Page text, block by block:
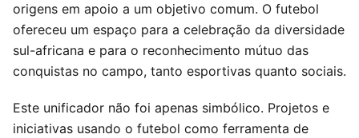
origens em apoio a um objetivo comum. O futebol
ofereceu um espaço para a celebração da diversidade
sul-africana e para o reconhecimento mútuo das
conquistas no campo, tanto esportivas quanto sociais.
Este unificador não foi apenas simbólico. Projetos e
iniciativas usando o futebol como ferramenta de